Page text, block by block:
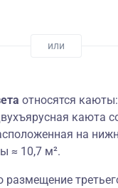
относятся каюты:
каюта
на
≈ 10,7 м².